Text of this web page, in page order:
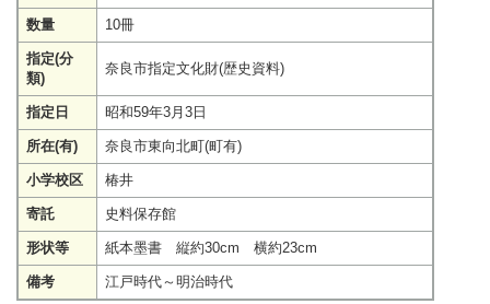
数量 10冊
指定(分
類)
奈良市指定文化財(歴史資料)
指定日 昭和59年3月3日
所在(有) 奈良市東向北町(町有)
小学校区 椿井
寄託 史料保存館
形状等 紙本墨書 縦約30cm 横約23cm
備考 江戸時代～明治時代